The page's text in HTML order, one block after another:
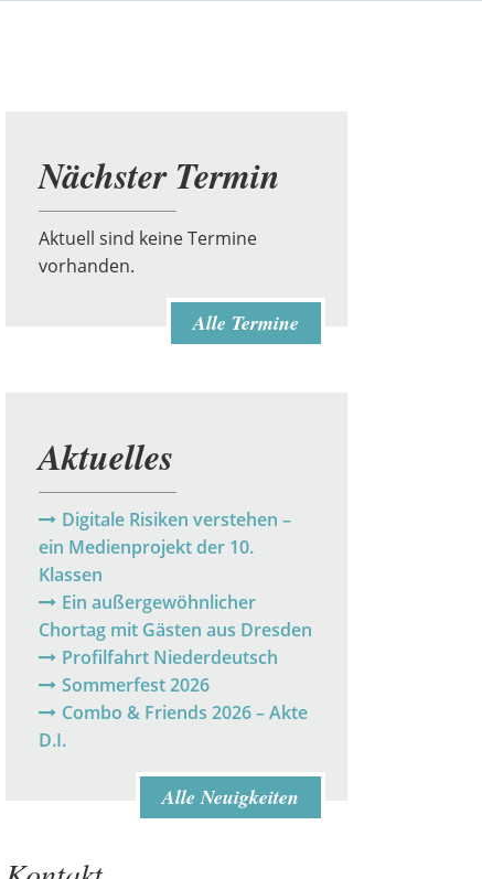
Nächster Termin
Aktuell sind keine Termine
vorhanden.
Alle Termine
Aktuelles
Digitale Risiken verstehen –
ein Medienprojekt der 10.
Klassen
Ein außergewöhnlicher
Chortag mit Gästen aus Dresden
Profilfahrt Niederdeutsch
Sommerfest 2026
Combo & Friends 2026 – Akte
D.I.
Alle Neuigkeiten